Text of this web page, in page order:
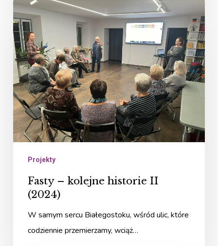
Fasty
–
kolejne
historie
(2024)
Projekty
Fasty – kolejne historie II
(2024)
W samym sercu Białegostoku, wśród ulic, które
codziennie przemierzamy, wciąż…